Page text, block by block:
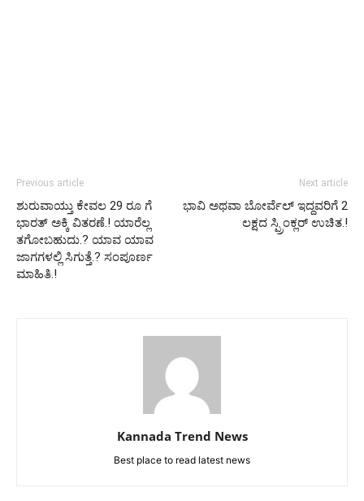
Previous article
ಶುರುವಾಯ್ತು ಕೇವಲ 29 ರೂ ಗೆ
ಭಾರತ್ ಅಕ್ಕಿ ವಿತರಣೆ.! ಯಾರೆಲ್ಲ
ತಗೋಬಹುದು.? ಯಾವ ಯಾವ
ಜಾಗಗಳಲ್ಲಿ ಸಿಗುತ್ತೆ.? ಸಂಪೂರ್ಣ
ಮಾಹಿತಿ.!
Next article
ಭಾವಿ ಅಥವಾ ಬೋರ್ವೆಲ್ ಇದ್ದವರಿಗೆ 2
ಲಕ್ಷದ ಸ್ಪ್ರಿಂಕ್ಲರ್ ಉಚಿತ.!
Kannada Trend News
Best place to read latest news